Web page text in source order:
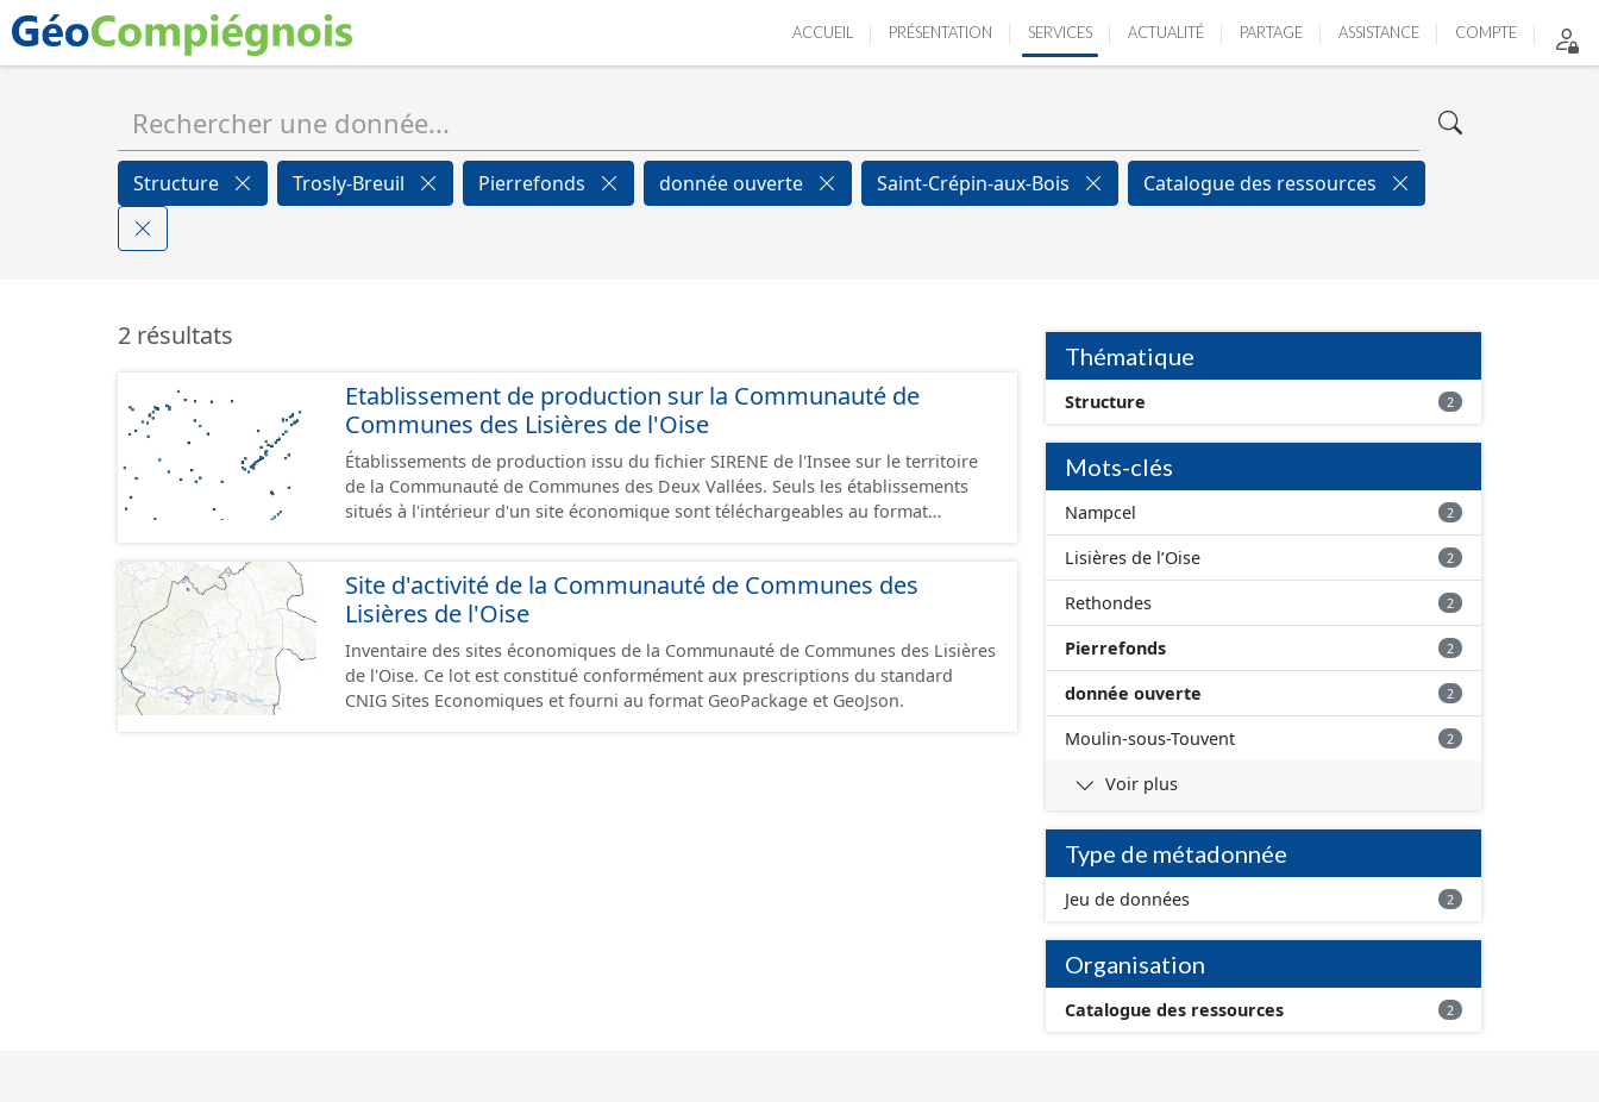
ACCUEIL PRÉSENTATION SERVICES ACTUALITÉ PARTAGE ASSISTANCE COMPTE
Structure Trosly-Breuil Pierrefonds donnée ouverte Saint-Crépin-aux-Bois Catalogue des ressources
2 résultats
Etablissement de production sur la Communauté de
Communes des Lisières de l'Oise
Établissements de production issu du fichier SIRENE de l'Insee sur le territoire
de la Communauté de Communes des Deux Vallées. Seuls les établissements
situés à l'intérieur d'un site économique sont téléchargeables au format
terrains à vocation économique à ce jour. Il est filtré au-delà des prescriptions
du CNIG se limitant aux SCI.
Site d'activité de la Communauté de Communes des
Lisières de l'Oise
Inventaire des sites économiques de la Communauté de Communes des Lisières
de l'Oise. Ce lot est constitué conformément aux prescriptions du standard
CNIG Sites Economiques et fourni au format GeoPackage et GeoJson.
Thématique
Structure 2
Mots-clés
Nampcel 2
Lisières de l’Oise 2
Rethondes 2
Pierrefonds 2
donnée ouverte 2
Moulin-sous-Touvent 2
Voir plus
Type de métadonnée
Jeu de données 2
Organisation
Catalogue des ressources 2